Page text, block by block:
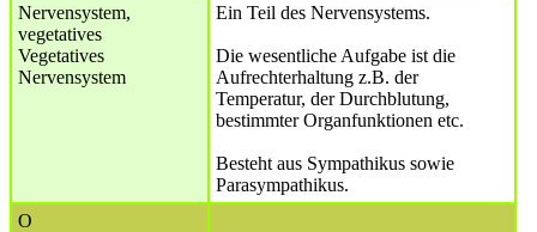
Nervensystem,
vegetatives
Vegetatives
Nervensystem
Ein Teil des Nervensystems.
Die wesentliche Aufgabe ist die
Aufrechterhaltung z.B. der
Temperatur, der Durchblutung,
bestimmter Organfunktionen etc.
Besteht aus Sympathikus sowie
Parasympathikus.
O